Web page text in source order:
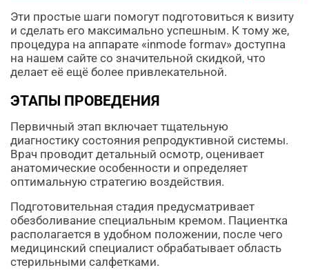
Эти простые шаги помогут подготовиться к визиту
и сделать его максимально успешным. К тому же,
процедура на аппарате «inmode formav» доступна
на нашем сайте со значительной скидкой, что
делает её ещё более привлекательной.
ЭТАПЫ ПРОВЕДЕНИЯ
Первичный этап включает тщательную
диагностику состояния репродуктивной системы.
Врач проводит детальный осмотр, оценивает
анатомические особенности и определяет
оптимальную стратегию воздействия.
Подготовительная стадия предусматривает
обезболивание специальным кремом. Пациентка
располагается в удобном положении, после чего
медицинский специалист обрабатывает область
стерильными салфетками.